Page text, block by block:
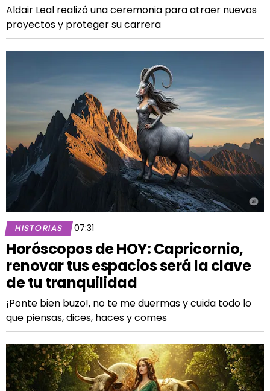
Aldair Leal realizó una ceremonia para atraer nuevos
proyectos y proteger su carrera
HISTORIAS 07:31
Horóscopos de HOY: Capricornio,
renovar tus espacios será la clave
de tu tranquilidad
¡Ponte bien buzo!, no te me duermas y cuida todo lo
que piensas, dices, haces y comes